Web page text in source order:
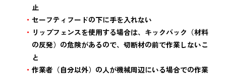
止
セーフティフードの下に手を入れない
リップフェンスを使用する場合は、キックバック（材料
の反発）の危険があるので、切断材の前で作業しないこ
と
作業者（自分以外）の人が機械周辺にいる場合での作業